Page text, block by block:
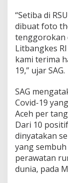
“Setiba di
dibuat foto
tenggorokan
Litbangkes
kami terima
19,” ujar SAG.
SAG
Covid-19
Aceh per
Dari 10
dinyatakan
yang
perawatan
dunia, pada